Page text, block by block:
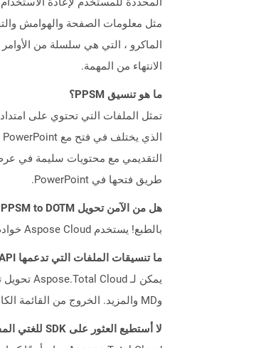
الماكرو ، التي هي سلسلة من
الانتهاء من المهمة.
ما هو تنسيق PPSM؟
طريق فتحها في PowerPoint.
هل من الآمن تحويل PPSM to DOTM في السحابة؟
بالطبع! يستخدم Aspose Cloud خوادم Amazon EC2 السحابية التي تضمن أمان الخدمة ومرونتها. يرجى قراءة المزيد عن الممارسات الأمنية في Aspose.
ما تنسيقات الملفات التي تدعمها Aspose.Total Cloud API؟
وMD والمزيد. الخروج من القائمة الكاملة ل
لا أستطيع العثور على SDK للغتي المفضلة. ماذا علي أن أفعل؟